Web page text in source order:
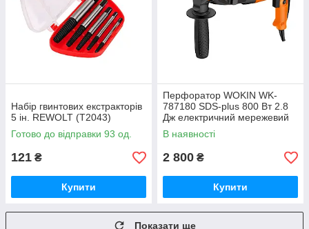
Набір гвинтових екстракторів
5 ін. REWOLT (T2043)
Готово до відправки 93 од.
121 ₴
Купити
Перфоратор WOKIN WK-
787180 SDS-plus 800 Вт 2.8
Дж електричний мережевий
В наявності
2 800 ₴
Купити
Показати ще